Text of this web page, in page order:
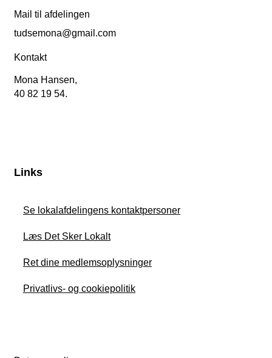
Mail til afdelingen
tudsemona@gmail.com
Kontakt
Mona Hansen,
40 82 19 54.
Links
Se lokalafdelingens kontaktpersoner
Læs Det Sker Lokalt
Ret dine medlemsoplysninger
Privatlivs- og cookiepolitik